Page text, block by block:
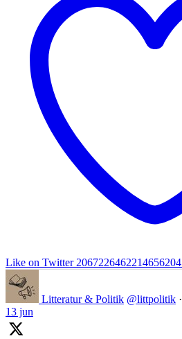
Like on Twitter 2067226462214656204
Litteratur & Politik @littpolitik ·
13 jun